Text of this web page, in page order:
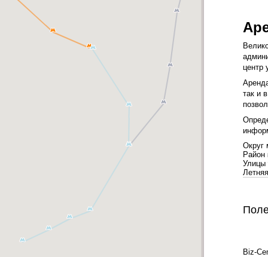
центр
так и
Округ
Район
Улицы
Летняя
Biz-